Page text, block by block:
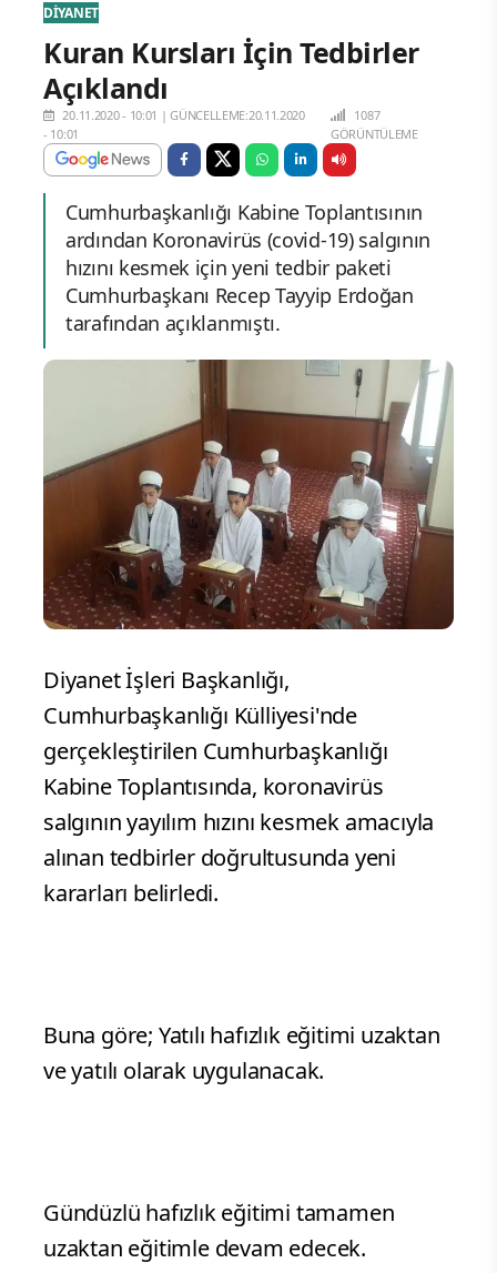
DİYANET
Kuran Kursları İçin Tedbirler
Açıklandı
20.11.2020 - 10:01 |GÜNCELLEME:20.11.2020
- 10:01
1087
GÖRÜNTÜLEME
Cumhurbaşkanlığı Kabine Toplantısının
ardından Koronavirüs (covid-19) salgının
hızını kesmek için yeni tedbir paketi
Cumhurbaşkanı Recep Tayyip Erdoğan
tarafından açıklanmıştı.
Diyanet İşleri Başkanlığı,
Cumhurbaşkanlığı Külliyesi'nde
gerçekleştirilen Cumhurbaşkanlığı
Kabine Toplantısında, koronavirüs
salgının yayılım hızını kesmek amacıyla
alınan tedbirler doğrultusunda yeni
kararları belirledi.
Buna göre; Yatılı hafızlık eğitimi uzaktan
ve yatılı olarak uygulanacak.
Gündüzlü hafızlık eğitimi tamamen
uzaktan eğitimle devam edecek.